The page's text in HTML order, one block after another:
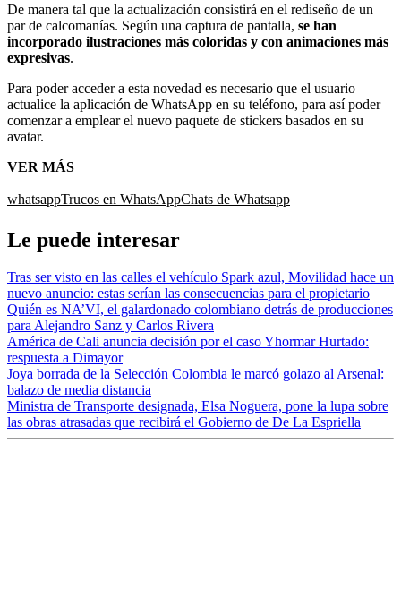
De manera tal que la actualización consistirá en el rediseño de un
par de calcomanías. Según una captura de pantalla, se han
incorporado ilustraciones más coloridas y con animaciones más
expresivas.
Para poder acceder a esta novedad es necesario que el usuario
actualice la aplicación de WhatsApp en su teléfono, para así poder
comenzar a emplear el nuevo paquete de stickers basados en su
avatar.
VER MÁS
whatsappTrucos en WhatsAppChats de Whatsapp
Le puede interesar
Tras ser visto en las calles el vehículo Spark azul, Movilidad hace un
nuevo anuncio: estas serían las consecuencias para el propietario
Quién es NA’VI, el galardonado colombiano detrás de producciones
para Alejandro Sanz y Carlos Rivera
América de Cali anuncia decisión por el caso Yhormar Hurtado:
respuesta a Dimayor
Joya borrada de la Selección Colombia le marcó golazo al Arsenal:
balazo de media distancia
Ministra de Transporte designada, Elsa Noguera, pone la lupa sobre
las obras atrasadas que recibirá el Gobierno de De La Espriella